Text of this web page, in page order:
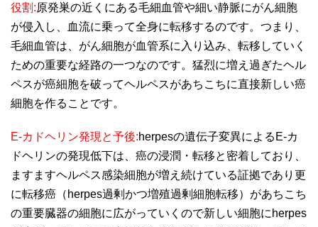
役割:原発巣の近くにある毛細血管や細い静脈にがん細胞
が侵入し、血流に乗って全身に転移するのです。つまり、
毛細血管は、がん細胞が血管系に入り込み、転移していく
ための重要な経路の一つなのです。猛烈に増え過ぎたヘル
ペスが癌 細胞を破ってヘルペスがあちこちに直接新しい癌
細胞を作ることです。
E-カドヘリン発現と予後:herpesの遺伝子変異によるE-カ
ドヘリンの発現低下は、癌の浸潤・転移と密着しており、
ますますヘルペス感染細胞が増え続けている証拠であり更
に転移癌（herpes過剰かつ増殖過剰細胞転移）があちこち
の重要臓器の細胞に広がっていくので新しい細胞にherpes